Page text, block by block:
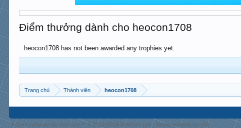
Điểm thưởng dành cho heocon1708
heocon1708 has not been awarded any trophies yet.
Trang chủ Thành viên heocon1708
Forum software by XenForo™© 2010-2018 XenForo Ltd. | Media embeds by s9e